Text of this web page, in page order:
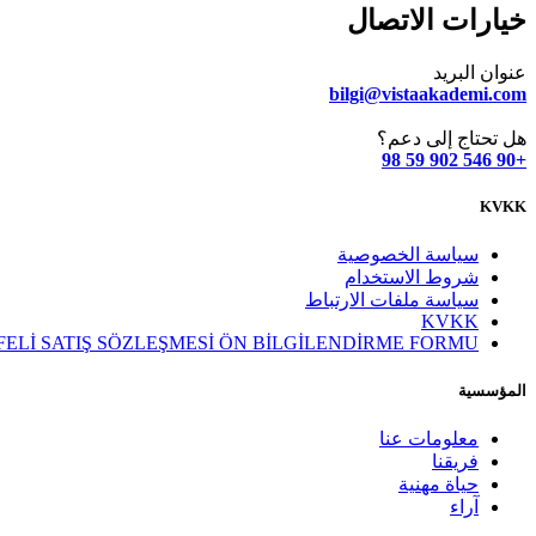
خيارات الاتصال
عنوان البريد
bilgi@vistaakademi.com
هل تحتاج إلى دعم؟
+90 546 902 59 98
KVKK
سياسة الخصوصية
شروط الاستخدام
سياسة ملفات الارتباط
KVKK
SATIŞ SÖZLEŞMESİ ÖN BİLGİLENDİRME FORMU
المؤسسية
معلومات عنا
فريقنا
حياة مهنية
آراء